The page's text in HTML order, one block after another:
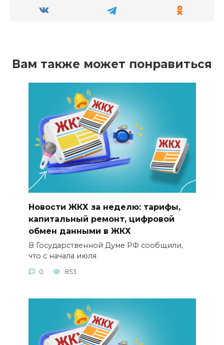
Вам также может понравиться
Новости ЖКХ за неделю: тарифы,
капитальный ремонт, цифровой
обмен данными в ЖКХ
В Государственной Думе РФ сообщили,
что с начала июля
0 853